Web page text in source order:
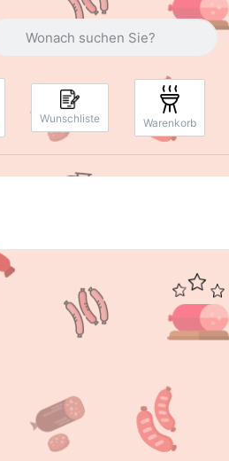
Sie einen Suchbegriff ein.
Wunschliste Warenkorb